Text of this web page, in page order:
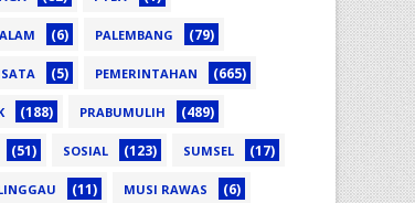
(6) PALEMBANG (79)
(5) PEMERINTAHAN (665)
(188) PRABUMULIH (489)
(51) SOSIAL (123) SUMSEL (17)
(11) MUSI RAWAS (6)